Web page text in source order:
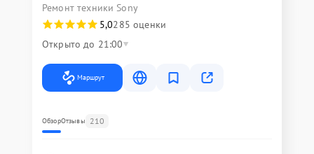
Ремонт техники Sony
5,0285 оценки
Открыто до 21:00
Маршрут
ОбзорОтзывы 210